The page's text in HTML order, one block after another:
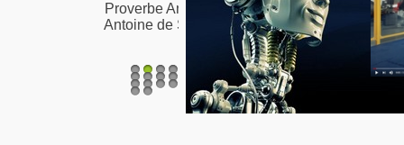
Proverbe Amérindien /
Antoine de St-Exupéry
1 2 3 4
6 7 8 9 10
1112 15